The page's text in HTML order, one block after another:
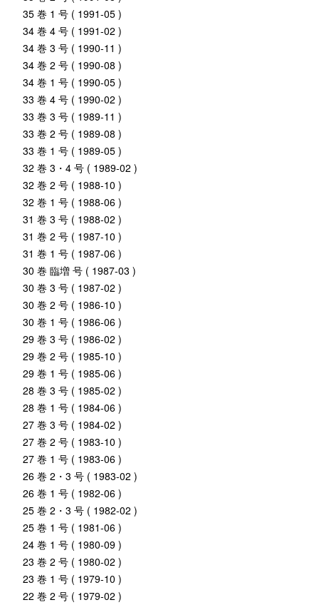
35 巻 1 号 ( 1991-05 )
34 巻 4 号 ( 1991-02 )
34 巻 3 号 ( 1990-11 )
34 巻 2 号 ( 1990-08 )
34 巻 1 号 ( 1990-05 )
33 巻 4 号 ( 1990-02 )
33 巻 3 号 ( 1989-11 )
33 巻 2 号 ( 1989-08 )
33 巻 1 号 ( 1989-05 )
32 巻 3・4 号 ( 1989-02 )
32 巻 2 号 ( 1988-10 )
32 巻 1 号 ( 1988-06 )
31 巻 3 号 ( 1988-02 )
31 巻 2 号 ( 1987-10 )
31 巻 1 号 ( 1987-06 )
30 巻 臨増 号 ( 1987-03 )
30 巻 3 号 ( 1987-02 )
30 巻 2 号 ( 1986-10 )
30 巻 1 号 ( 1986-06 )
29 巻 3 号 ( 1986-02 )
29 巻 2 号 ( 1985-10 )
29 巻 1 号 ( 1985-06 )
28 巻 3 号 ( 1985-02 )
28 巻 1 号 ( 1984-06 )
27 巻 3 号 ( 1984-02 )
27 巻 2 号 ( 1983-10 )
27 巻 1 号 ( 1983-06 )
26 巻 2・3 号 ( 1983-02 )
26 巻 1 号 ( 1982-06 )
25 巻 2・3 号 ( 1982-02 )
25 巻 1 号 ( 1981-06 )
24 巻 1 号 ( 1980-09 )
23 巻 2 号 ( 1980-02 )
23 巻 1 号 ( 1979-10 )
22 巻 2 号 ( 1979-02 )